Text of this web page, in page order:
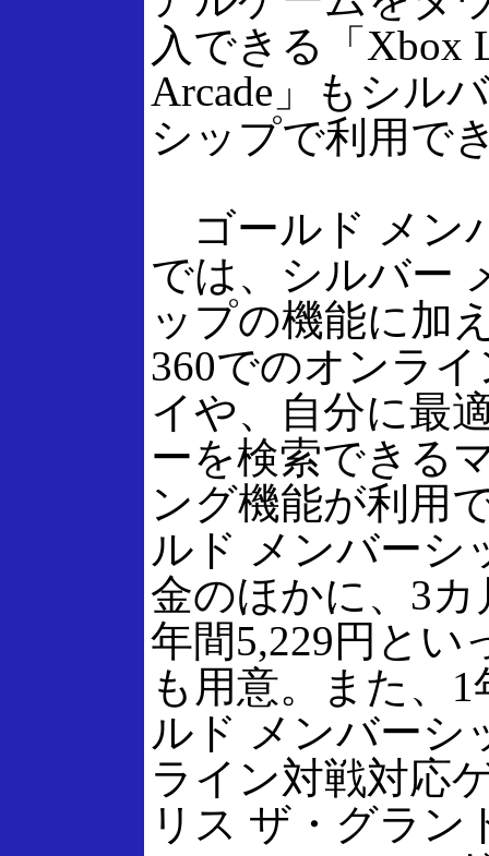
入できる「Xbox
Arcade」もシル
シップで利用で
ゴールド メン
では、シルバー
ップの機能に加
360でのオンラ
イや、自分に最
ーを検索できる
ング機能が利用
ルド メンバーシ
金のほかに、3カ
年間5,229円とい
も用意。また、
ルド メンバーシ
ライン対戦対応
リス ザ・グラン